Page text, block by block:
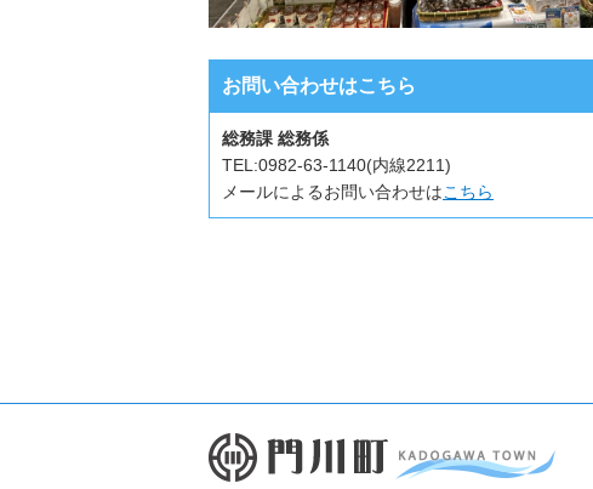
お問い合わせはこちら
総務課 総務係
TEL:0982-63-1140(内線2211)
メールによるお問い合わせはこちら